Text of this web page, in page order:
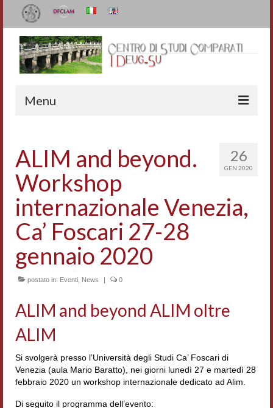
Menu
Organizzazione e contatti
Staff
I Deug-Su
Statuto
Relazioni sulle attività
Accordi di cooperazione
Ricerca
Cultura coreana
Koreanische Literatur und Kultur
Hagiographica Coreana
26
GEN 2020
ALIM and beyond.
Workshop
internazionale Venezia,
Ca’ Foscari 27-28
gennaio 2020
postato in: Eventi News | 0
ALIM and beyond ALIM oltre
ALIM
Si svolgerà presso l’Università degli Studi Ca’ Foscari di
Venezia (aula Mario Baratto), nei giorni lunedì 27 e martedì 28
febbraio 2020 un workshop internazionale dedicato ad Alim.
Di seguito il programma dell’evento: